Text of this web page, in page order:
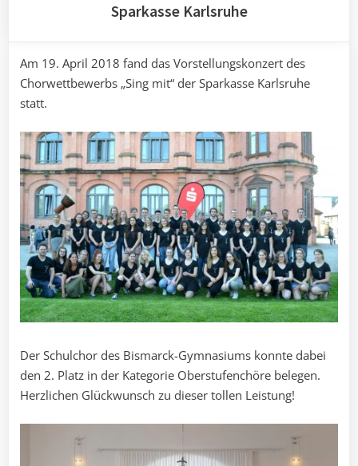
Sparkasse Karlsruhe
Am 19. April 2018 fand das Vorstellungskonzert des
Chorwettbewerbs „Sing mit“ der Sparkasse Karlsruhe
statt.
Der Schulchor des Bismarck-Gymnasiums konnte dabei
den 2. Platz in der Kategorie Oberstufenchöre belegen.
Herzlichen Glückwunsch zu dieser tollen Leistung!